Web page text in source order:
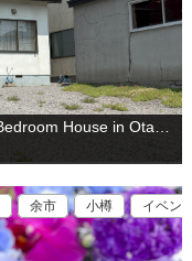
余市 小樽
イベン